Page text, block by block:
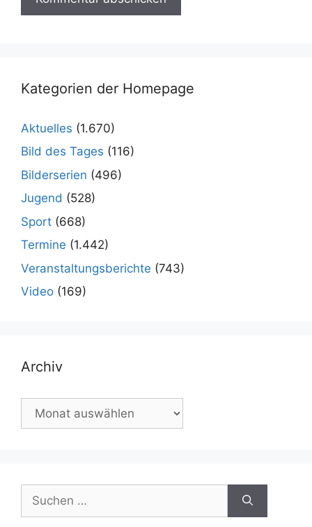
Kategorien der Homepage
Aktuelles (1.670)
Bild des Tages (116)
Bilderserien (496)
Jugend (528)
Sport (668)
Termine (1.442)
Veranstaltungsberichte (743)
Video (169)
Archiv
Archiv
Suchen
nach: